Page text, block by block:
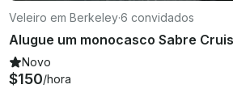
Veleiro em Berkeley·6 convidados
Novo
$150/hora